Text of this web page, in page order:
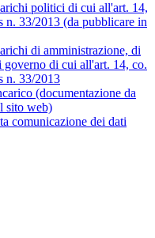
politici di cui all'art. 14,
n. 33/2013 (da pubblicare in
di amministrazione, di
governo di cui all'art. 14, co.
n. 33/2013
(documentazione da
sito web)
comunicazione dei dati